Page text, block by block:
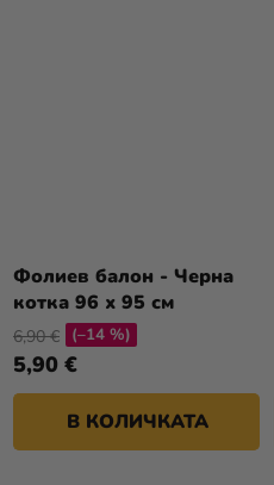
Фолиев балон - Черна
котка 96 х 95 см
5,90 €
6,90 € (–14 %)
В КОЛИЧКАТА